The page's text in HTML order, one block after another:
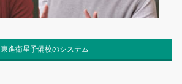
東進衛星予備校のシステム